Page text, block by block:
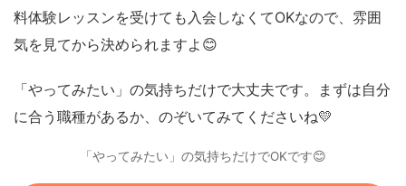
料体験レッスンを受けても入会しなくてOKなので、雰囲
気を見てから決められますよ😊
「やってみたい」の気持ちだけで大丈夫です。まずは自分
に合う職種があるか、のぞいてみてくださいね💛
「やってみたい」の気持ちだけでOKです😊